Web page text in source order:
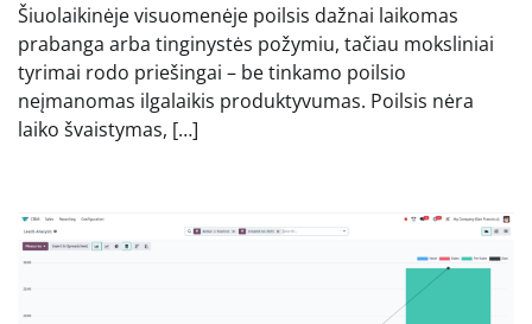
Šiuolaikinėje visuomenėje poilsis dažnai laikomas
prabanga arba tinginystės požymiu, tačiau moksliniai
tyrimai rodo priešingai – be tinkamo poilsio
neįmanomas ilgalaikis produktyvumas. Poilsis nėra
laiko švaistymas, […]